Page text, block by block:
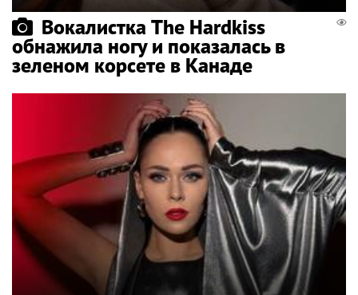
Вокалистка The Hardkiss
обнажила ногу и показалась в
зеленом корсете в Канаде